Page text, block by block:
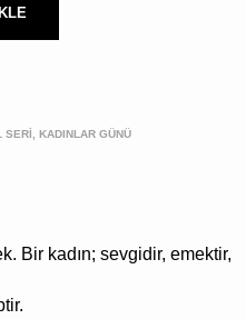
SERİ, KADINLAR GÜNÜ
Bir kadın; sevgidir, emektir,